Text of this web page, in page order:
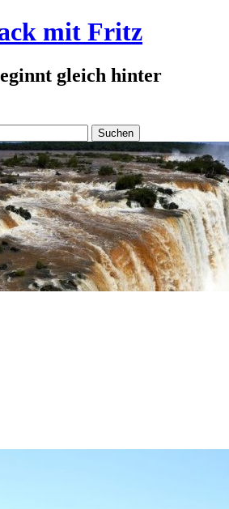
mit Fritz
gleich hinter